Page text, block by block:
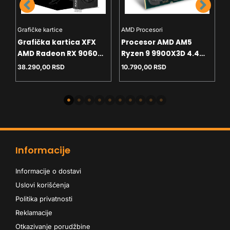
Grafičke kartice
Grafička kartica XFX
AMD Radeon RX 9060
8GB SWFT Gaming
38.290,00 RSD
AMD Procesori
Procesor AMD AM5
Ryzen 9 9900X3D 4.4
GHz Tray
10.790,00 RSD
Informacije
Informacije o dostavi
Uslovi korišćenja
Politika privatnosti
Reklamacije
Otkazivanje porudžbine